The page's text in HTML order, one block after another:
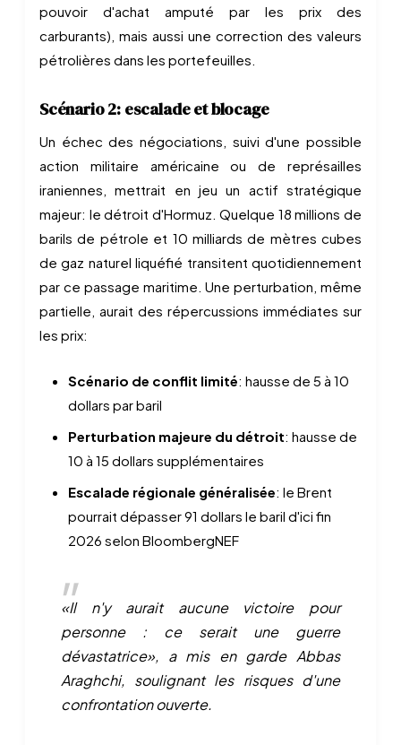
pouvoir d'achat amputé par les prix des
carburants), mais aussi une correction des valeurs
pétrolières dans les portefeuilles.
Scénario 2: escalade et blocage
Un échec des négociations, suivi d'une possible
action militaire américaine ou de représailles
iraniennes, mettrait en jeu un actif stratégique
majeur: le détroit d'Hormuz. Quelque 18 millions de
barils de pétrole et 10 milliards de mètres cubes
de gaz naturel liquéfié transitent quotidiennement
par ce passage maritime. Une perturbation, même
partielle, aurait des répercussions immédiates sur
les prix:
Scénario de conflit limité: hausse de 5 à 10
dollars par baril
Perturbation majeure du détroit: hausse de
10 à 15 dollars supplémentaires
Escalade régionale généralisée: le Brent
pourrait dépasser 91 dollars le baril d'ici fin
2026 selon BloombergNEF
«Il n'y aurait aucune victoire pour
personne : ce serait une guerre
dévastatrice», a mis en garde Abbas
Araghchi, soulignant les risques d'une
confrontation ouverte.